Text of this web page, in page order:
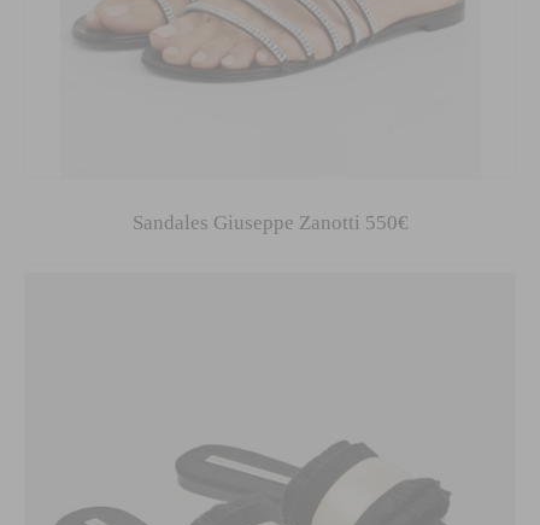
Sandales Giuseppe Zanotti 550€